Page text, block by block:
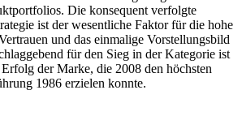
Die konsequent verfolgte
ist der wesentliche Faktor für die hohe
und das einmalige Vorstellungsbild
für den Sieg in der Kategorie ist
der Marke, die 2008 den höchsten
1986 erzielen konnte.